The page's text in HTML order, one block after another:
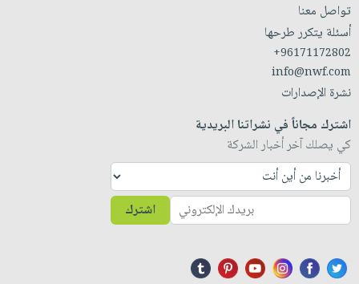
تواصل معنا
أسئلة يتكرر طرحها
+96171172802
info@nwf.com
نشرة الإصدارات
اشترك مجاناً في نشراتنا البريدية
كي يصلك آخر أخبار الشركة
اشترك